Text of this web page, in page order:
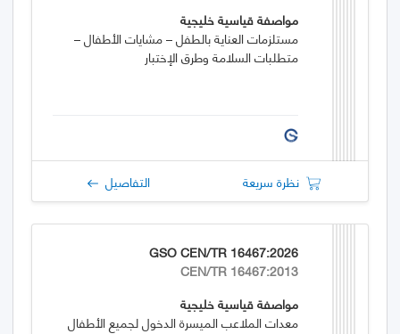
مواصفة قياسية خليجية
مستلزمات العناية بالطفل – مشايات الأطفال –
متطلبات السلامة وطرق الإختبار
نظرة سريعة التفاصيل
GSO CEN/TR 16467:2026
CEN/TR 16467:2013
مواصفة قياسية خليجية
معدات الملاعب الميسرة الدخول لجميع الأطفال